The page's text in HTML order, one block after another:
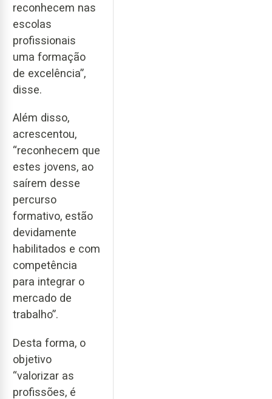
reconhecem nas
escolas
profissionais
uma formação
de excelência”,
disse.
Além disso,
acrescentou,
“reconhecem que
estes jovens, ao
saírem desse
percurso
formativo, estão
devidamente
habilitados e com
competência
para integrar o
mercado de
trabalho”.
Desta forma, o
objetivo
“valorizar as
profissões, é